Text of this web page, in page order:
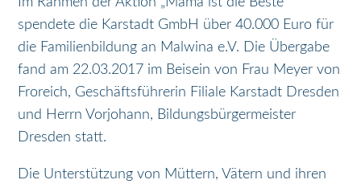
spendete die Karstadt GmbH über 40.000 Euro für
die Familienbildung an Malwina e.V. Die Übergabe
fand am 22.03.2017 im Beisein von Frau Meyer von
Froreich, Geschäftsführerin Filiale Karstadt Dresden
und Herrn Vorjohann, Bildungsbürgermeister
Dresden statt.
Die Unterstützung von Müttern, Vätern und ihren